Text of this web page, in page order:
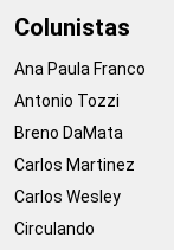
Colunistas
Ana Paula Franco
Antonio Tozzi
Breno DaMata
Carlos Martinez
Carlos Wesley
Circulando